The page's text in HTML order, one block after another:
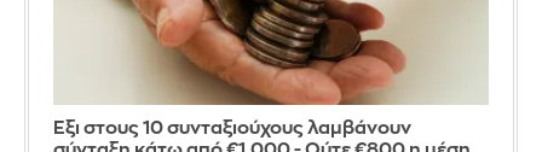
Έξι στους 10 συνταξιούχους λαμβάνουν